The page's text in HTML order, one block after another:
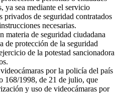
ya sea mediante el servicio
de seguridad contratados
necesarias.
materia de seguridad ciudadana
de protección de la seguridad
de la potestad sancionadora
por la policía del país
168/1998, de 21 de julio, que
y uso de videocámaras por